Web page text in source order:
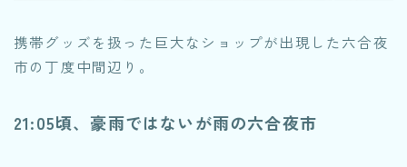
携帯グッズを扱った巨大なショップが出現した六合夜
市の丁度中間辺り。
21:05頃、豪雨ではないが雨の六合夜市